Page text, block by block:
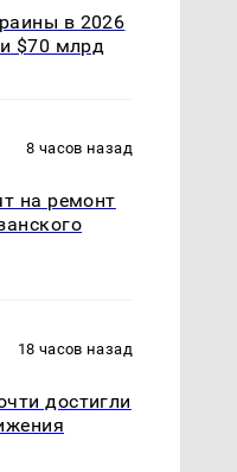
в 2026
$70 млрд
8 часов назад
на ремонт
18 часов назад
достигли